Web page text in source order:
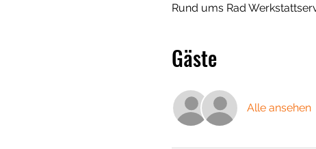
Rund ums Rad
Gäste
Alle ansehen